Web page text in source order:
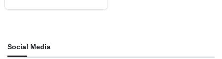
Social Media